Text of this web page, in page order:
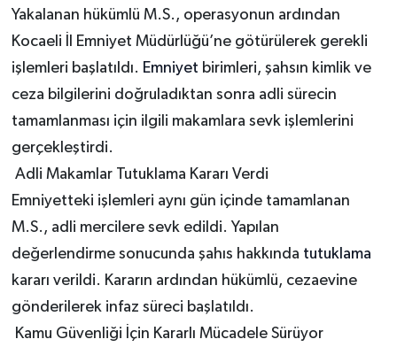
Yakalanan hükümlü M.S., operasyonun ardından
Kocaeli İl Emniyet Müdürlüğü’ne götürülerek gerekli
işlemleri başlatıldı. Emniyet birimleri, şahsın kimlik ve
ceza bilgilerini doğruladıktan sonra adli sürecin
tamamlanması için ilgili makamlara sevk işlemlerini
gerçekleştirdi.
Adli Makamlar Tutuklama Kararı Verdi
Emniyetteki işlemleri aynı gün içinde tamamlanan
M.S., adli mercilere sevk edildi. Yapılan
değerlendirme sonucunda şahıs hakkında tutuklama
kararı verildi. Kararın ardından hükümlü, cezaevine
gönderilerek infaz süreci başlatıldı.
Kamu Güvenliği İçin Kararlı Mücadele Sürüyor